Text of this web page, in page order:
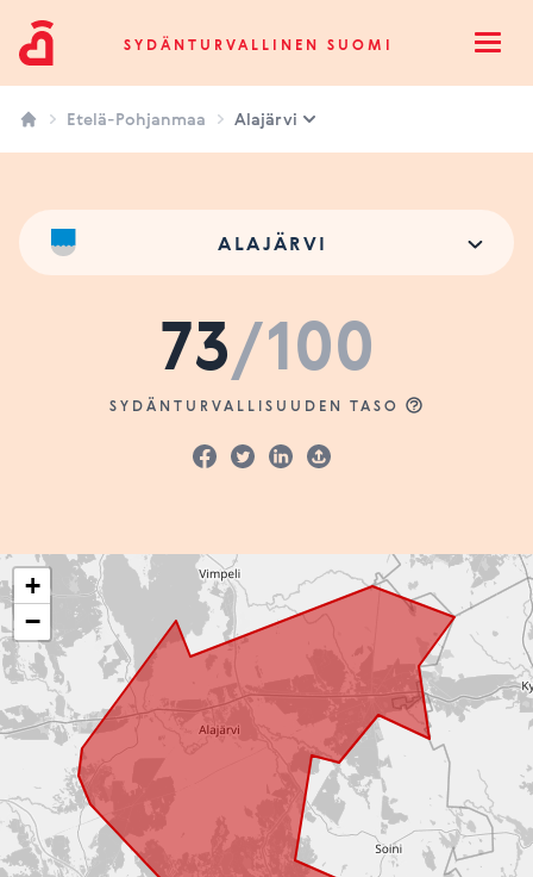
Sydänturvallinen SuomiSYDÄNTURVALLINEN SUOMI
Etelä-Pohjanmaa Alajärvi
ALAJÄRVI
73/100
SYDÄNTURVALLISUUDEN TASO
+
−